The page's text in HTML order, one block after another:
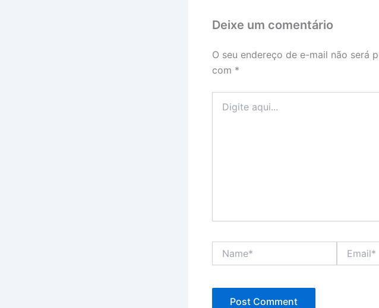
Deixe um comentário
O seu endereço de e-mail não será
com *
aqui...